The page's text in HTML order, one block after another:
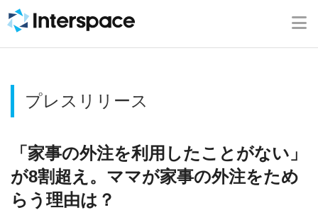
ホーム
事業内容
ニュース
プレスリリース
「家事の外注を利用したことがない」
が8割超え。ママが家事の外注をため
らう理由は？